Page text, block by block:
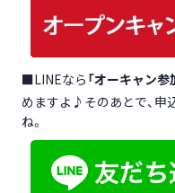
■LINEなら 「オーキャン参
めますよ♪そのあとで、申
ね。